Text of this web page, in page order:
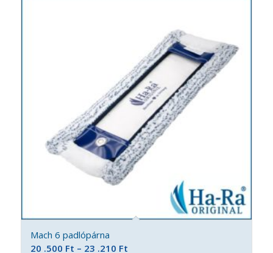
Mach 6 padlópárna
20 .500 Ft – 23 .210 FtÁrtartomány: